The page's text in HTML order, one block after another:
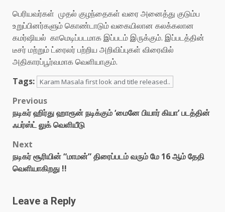
பெரியவர்கள் முதல் குழந்தைகள் வரை அனைத்து குடும்ப
உறுப்பினர்களும் கொண்டாடும் வகையிலான கலக்கலான
கமர்ஷியல் காமெடிப்படமாக இப்படம் இருக்கும். இப்படத்தின்
டீசர் மற்றும் ட்ரைலர் பற்றிய அறிவிப்புகள் விரைவில்
அதிகாரப்பூர்வமாக வெளியாகும்.
Tags:
Karam Masala first look and title released..
Post
navigation
Previous
நடிகர் ஹிர்து ஹாரூன் நடிக்கும் ‘மைனே பியார் கியா’ படத்தின்
ஃபர்ஸ்ட் லுக் வெளியீடு
Next
நடிகர் சூரியின் “மாமன்” திரைப்படம் வரும் மே 16 ஆம் தேதி
வெளியாகிறது !!
Leave a Reply